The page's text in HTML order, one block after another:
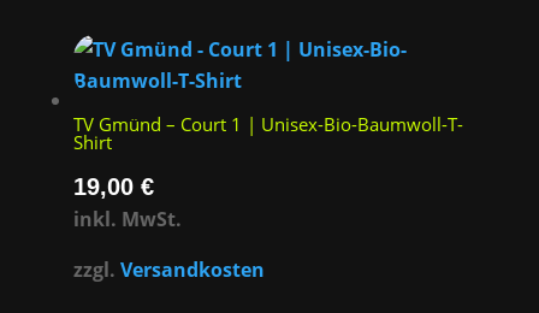
TV Gmünd – Court 1 | Unisex-Bio-Baumwoll-T-
Shirt
19,00 €
inkl. MwSt.
zzgl. Versandkosten